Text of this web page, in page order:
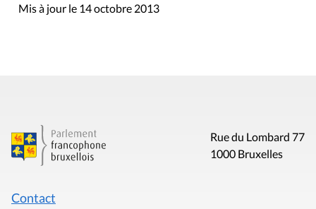
Mis à jour le 14 octobre 2013
Rue du Lombard 77
1000 Bruxelles
Contact